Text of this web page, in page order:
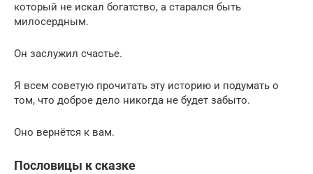
который не искал богатство, а старался быть
милосердным.
Он заслужил счастье.
Я всем советую прочитать эту историю и подумать о
том, что доброе дело никогда не будет забыто.
Оно вернётся к вам.
Пословицы к сказке